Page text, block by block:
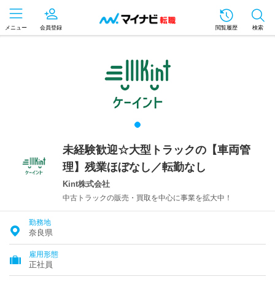
メニュー 会員登録 閲覧履歴 検索
未経験歓迎☆大型トラックの【車両管
理】残業ほぼなし／転勤なし
Kint株式会社
中古トラックの販売・買取を中心に事業を拡大中！
勤務地
奈良県
雇用形態
正社員